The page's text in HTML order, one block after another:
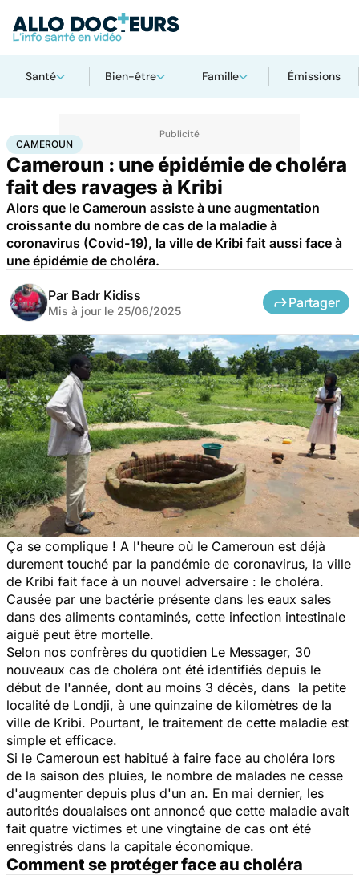
Santé Bien-être Famille Émissions
AccueilSanté Maladies Maladies infectieuses
CAMEROUN
Cameroun : une épidémie de choléra
fait des ravages à Kribi
Alors que le Cameroun assiste à une augmentation
croissante du nombre de cas de la maladie à
coronavirus (Covid-19), la ville de Kribi fait aussi face à
une épidémie de choléra.
Par Badr Kidiss
Mis à jour le 25/06/2025
Partager
Ça se complique ! A l'heure où le Cameroun est déjà
durement touché par la pandémie de coronavirus, la ville
de Kribi fait face à un nouvel adversaire : le choléra.
Causée par une bactérie présente dans les eaux sales
dans des aliments contaminés, cette infection intestinale
aiguë peut être mortelle.
Selon nos confrères du quotidien Le Messager, 30
nouveaux cas de choléra ont été identifiés depuis le
début de l'année, dont au moins 3 décès, dans la petite
localité de Londji, à une quinzaine de kilomètres de la
ville de Kribi. Pourtant, le traitement de cette maladie est
simple et efficace.
Si le Cameroun est habitué à faire face au choléra lors
de la saison des pluies, le nombre de malades ne cesse
d'augmenter depuis plus d'un an. En mai dernier, les
autorités doualaises ont annoncé que cette maladie avait
fait quatre victimes et une vingtaine de cas ont été
enregistrés dans la capitale économique.
Comment se protéger face au choléra